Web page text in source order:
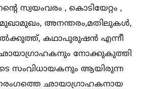
സ്വയംവരം , കൊടിയേറ്റം ,
മുഖാമുഖം, അനന്തരം,മതിലുകള്‍,
കഥാപുരുഷൻ എന്നീ
നോക്കുകുത്തി
സംവിധായകനും ആയിരുന്ന
ഛായാഗ്രാഹകനായ